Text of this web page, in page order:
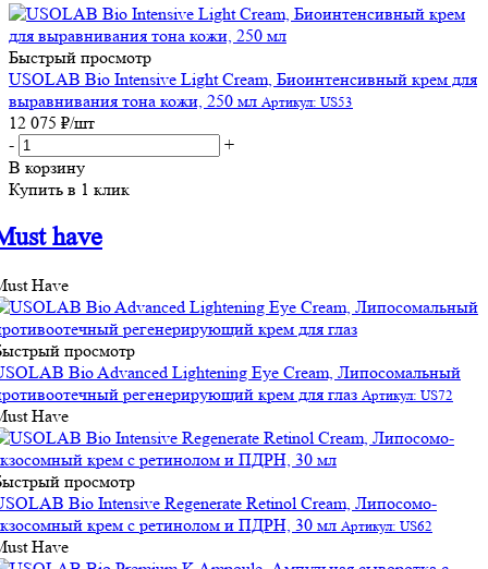
Быстрый просмотр
USOLAB Bio Intensive Light Cream, Биоинтенсивный крем для
выравнивания тона кожи, 250 мл Артикул: US53
12 075 ₽/шт
-
+
В корзину
Купить в 1 клик
have
Have
просмотр
Bio Advanced Lightening Eye Cream, Липосомальный
регенерирующий крем для глаз Артикул: US72
Have
просмотр
Bio Intensive Regenerate Retinol Cream, Липосомо-
крем с ретинолом и ПДРН, 30 мл Артикул: US62
Have